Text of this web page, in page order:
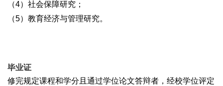
（4）社会保障研究；
（5）教育经济与管理研究。
毕业证
修完规定课程和学分且通过学位论文答辩者，经校学位评定